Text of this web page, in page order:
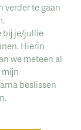
verder te gaan
bij je/jullie
Hierin
we meteen al
beslissen